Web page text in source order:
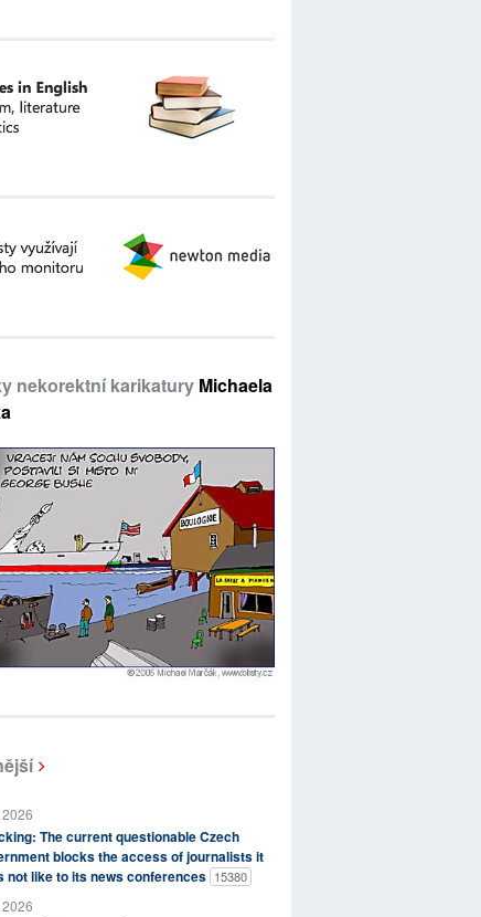
nekorektní karikatury Michaela
The current questionable Czech
blocks the access of journalists it
not like to its news conferences 15380